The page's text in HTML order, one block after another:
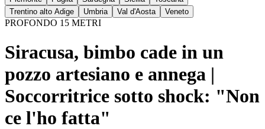
Trentino alto Adige
Umbria Val d'Aosta Veneto
PROFONDO 15 METRI
Siracusa, bimbo cade in un
pozzo artesiano e annega |
Soccorritrice sotto shock: "Non
ce l'ho fatta"